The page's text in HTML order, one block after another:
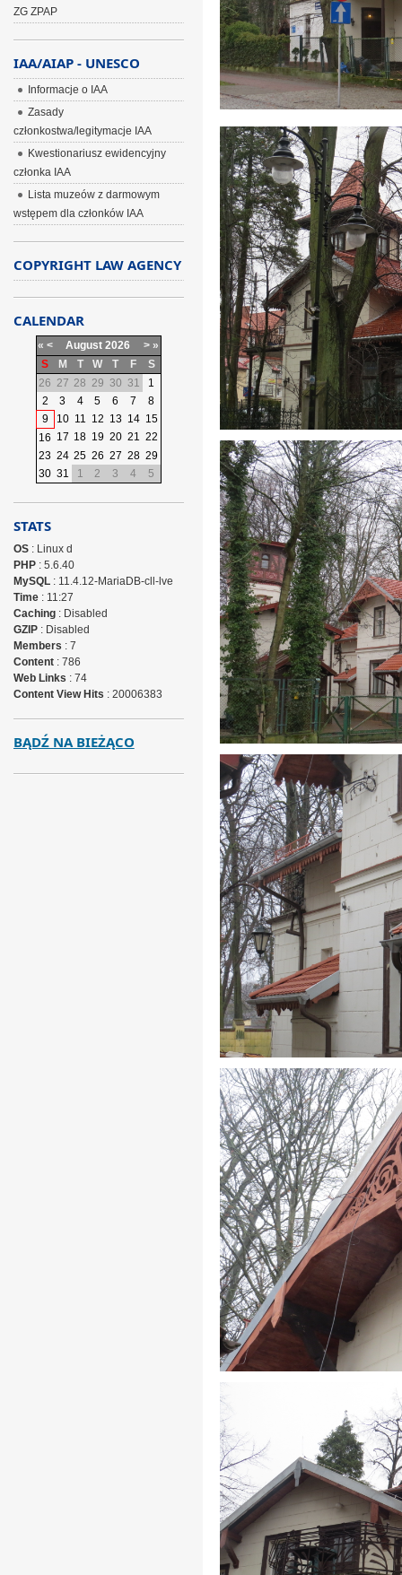
ZG ZPAP
IAA/AIAP - UNESCO
Informacje o IAA
Zasady
członkostwa/legitymacje IAA
Kwestionariusz ewidencyjny
członka IAA
Lista muzeów z darmowym
wstępem dla członków IAA
COPYRIGHT LAW AGENCY
CALENDAR
« < August 2026 > »
S
M T W T F
S
26 27 28 29 30 31
1
2
3 4 5 6 7
8
9
10 11 12 13 14 15
16 17 18 19 20 21 22
23 24 25 26 27 28 29
30 31 1 2 3 4 5
STATS
OS: Linux d
PHP: 5.6.40
MySQL: 11.4.12-MariaDB-cll-lve
Time: 11:27
Caching: Disabled
GZIP: Disabled
Members : 7
Content: 786
Web Links : 74
Content View Hits : 20006383
BĄDŹ NA BIEŻĄCO